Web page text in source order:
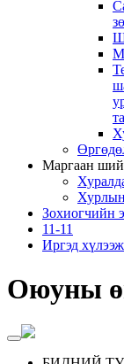
Маргаан
Зохиогчийн
11-11
Иргэд
Оюуны